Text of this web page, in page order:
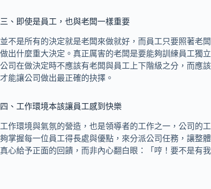
三、即使是員工，也與老闆一樣重要
並不是所有的決定就是老闆來做就好，而員工只要照著老
做出什麼重大決定。真正厲害的老闆是要能夠訓練員工獨
公司在做決定時不應該有老闆與員工上下階級之分，而應
才能讓公司做出最正確的抉擇。
四、工作環境本該讓員工感到快樂
工作環境與氣氛的營造，也是領導者的工作之一，公司的
夠掌握每一位員工得長處與優點，來分派公司任務，讓整
真心給予正面的回饋，而非內心翻白眼：「哼！要不是有